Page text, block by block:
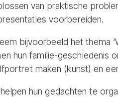
van praktische
voorbereiden.
bijvoorbeeld het thema
hun familie-geschiedenis
maken (kunst) en
hun gedachten te